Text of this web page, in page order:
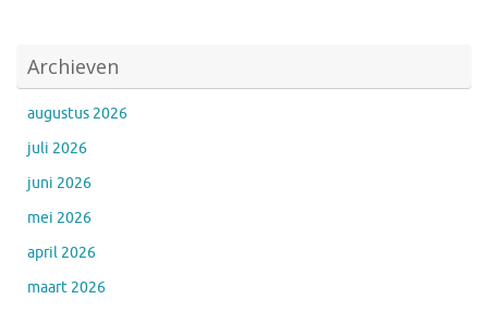
Archieven
augustus 2026
juli 2026
juni 2026
mei 2026
april 2026
maart 2026